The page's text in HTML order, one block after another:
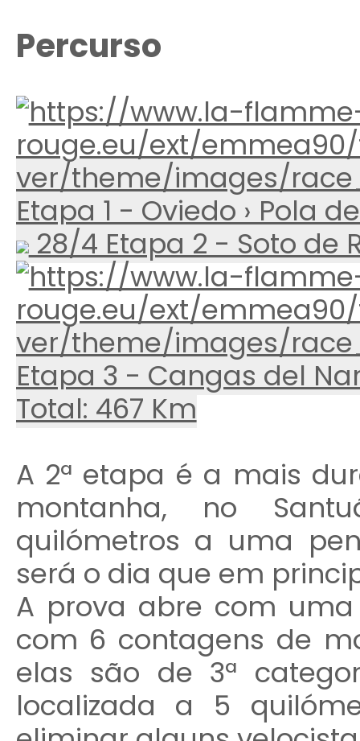
Percurso
Etapa 1 - Oviedo › Pola
28/4 Etapa 2 - Soto de
Etapa 3 - Cangas del
Total: 467 Km
A 2ª etapa é a mais
montanha, no
quilómetros a uma
será o dia que em
A prova abre com
com 6 contagens de
elas são de 3ª
localizada a 5